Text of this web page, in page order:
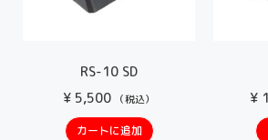
RS-10 SD
¥ 5,500 （税込）
カートに追加
¥